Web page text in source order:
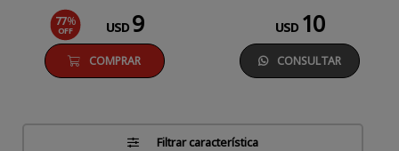
77%
OFF USD 9
COMPRAR
USD 10
CONSULTAR
Filtrar característica